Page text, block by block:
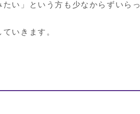
い」という方も少なからずいらっ
いきます。